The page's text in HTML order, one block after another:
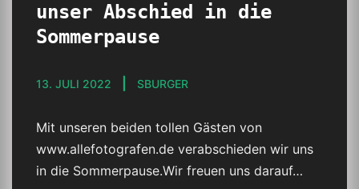
unser Abschied in die
Sommerpause
13. JULI 2022 SBURGER
Mit unseren beiden tollen Gästen von
www.allefotografen.de verabschieden wir uns
in die Sommerpause.Wir freuen uns darauf…